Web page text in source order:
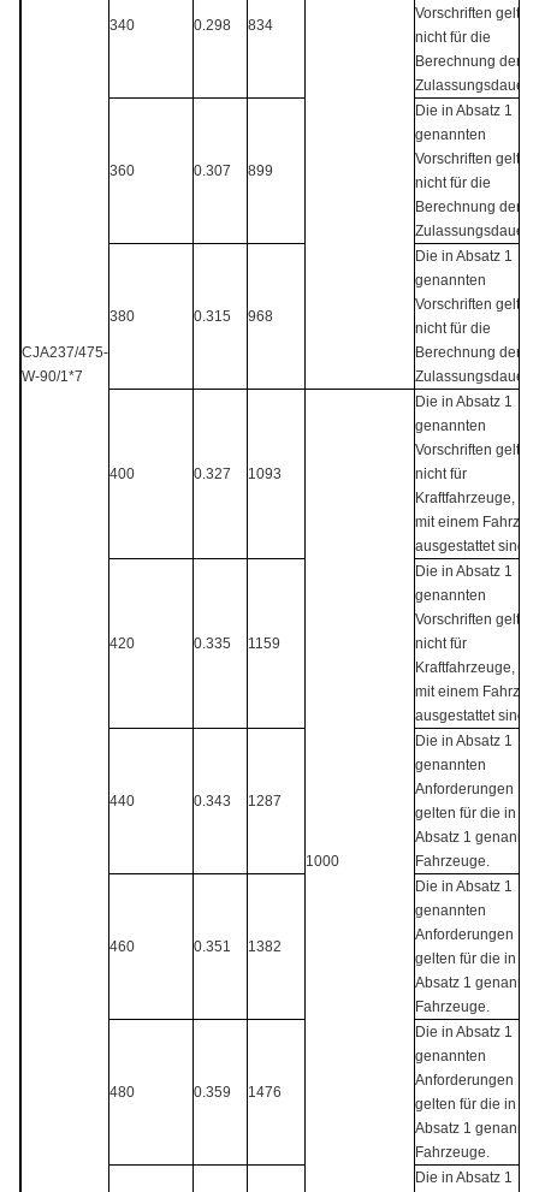
CJA237/475-
W-90/1*7
340 0.298 834
Vorschriften gelten
nicht für die
Berechnung der
Zulassungsdauer.
360 0.307 899
Die in Absatz 1
genannten
Vorschriften gelten
nicht für die
Berechnung der
Zulassungsdauer.
380 0.315 968
Die in Absatz 1
genannten
Vorschriften gelten
nicht für die
Berechnung der
Zulassungsdauer.
400 0.327 1093
1000
Die in Absatz 1
genannten
Vorschriften gelten
nicht für
Kraftfahrzeuge, die
mit einem
ausgestattet sind.
420 0.335 1159
Die in Absatz 1
genannten
Vorschriften gelten
nicht für
Kraftfahrzeuge, die
mit einem
ausgestattet sind.
440 0.343 1287
Die in Absatz 1
genannten
Anforderungen
gelten für die in
Absatz 1
Fahrzeuge.
460 0.351 1382
Die in Absatz 1
genannten
Anforderungen
gelten für die in
Absatz 1
Fahrzeuge.
480 0.359 1476
Die in Absatz 1
genannten
Anforderungen
gelten für die in
Absatz 1
Fahrzeuge.
Die in Absatz 1